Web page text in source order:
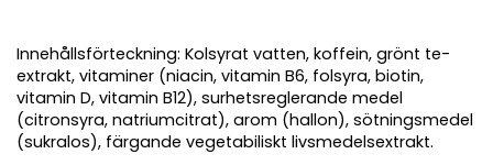
Innehållsförteckning: Kolsyrat vatten, koffein, grönt te-
extrakt, vitaminer (niacin, vitamin B6, folsyra, biotin,
vitamin D, vitamin B12), surhetsreglerande medel
(citronsyra, natriumcitrat), arom (hallon), sötningsmedel
(sukralos), färgande vegetabiliskt livsmedelsextrakt.